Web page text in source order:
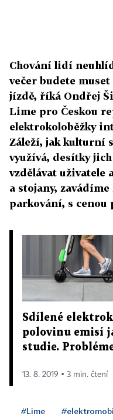
Chování lidí
večer budete
jízdě, říká Ondřej
Lime pro Českou
elektrokoloběžky
Záleží, jak kulturní
využívá, desítky
vzdělávat uživatele
a stojany, zavádíme
parkování, s cenou
Sdílené
polovinu emisí
studie.
13. 8. 2019 ▪ 3 min. čtení
#Lime